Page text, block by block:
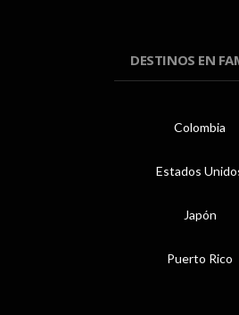
DESTINOS EN
Colombia
Estados
Japón
Puerto Rico